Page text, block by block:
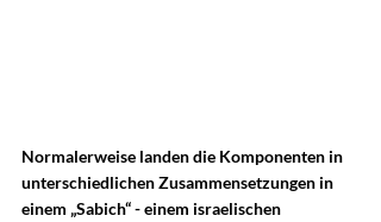
Normalerweise landen die Komponenten in
unterschiedlichen Zusammensetzungen in
einem „Sabich“ - einem israelischen